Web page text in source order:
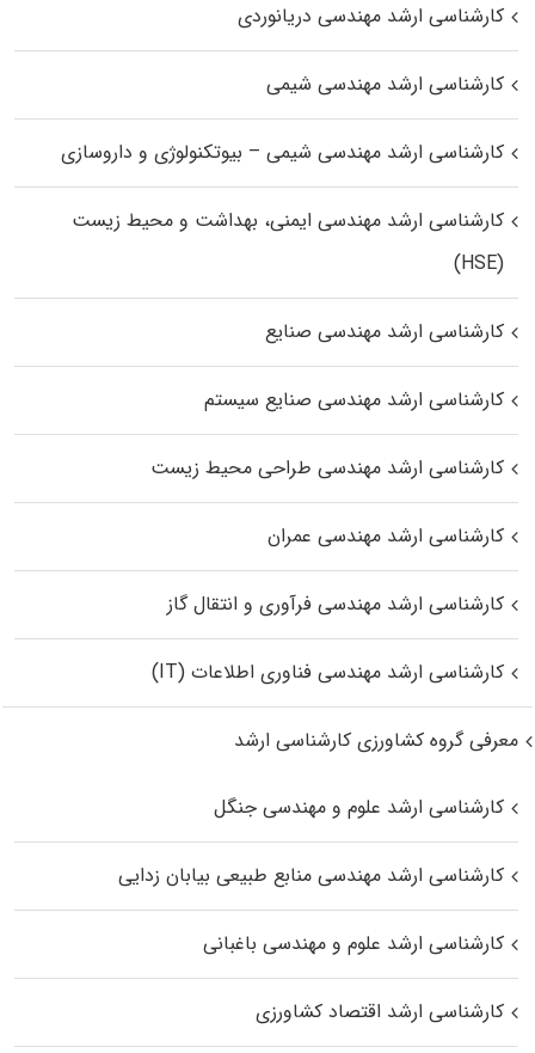
کارشناسی ارشد مهندسی دریانوردی
کارشناسی ارشد مهندسی شیمی
کارشناسی ارشد مهندسی شیمی – بیوتکنولوژی و داروسازی
کارشناسی ارشد مهندسی ایمنی، بهداشت و محیط زیست
(HSE)
کارشناسی ارشد مهندسی صنایع
کارشناسی ارشد مهندسی صنایع سیستم
کارشناسی ارشد مهندسی طراحی محیط زیست
کارشناسی ارشد مهندسی عمران
کارشناسی ارشد مهندسی فرآوری و انتقال گاز
کارشناسی ارشد مهندسی فناوری اطلاعات (IT)
معرفی گروه کشاورزی کارشناسی ارشد
کارشناسی ارشد علوم و مهندسی جنگل
کارشناسی ارشد مهندسی منابع طبیعی بیابان زدایی
کارشناسی ارشد علوم و مهندسی باغبانی
کارشناسی ارشد اقتصاد کشاورزی